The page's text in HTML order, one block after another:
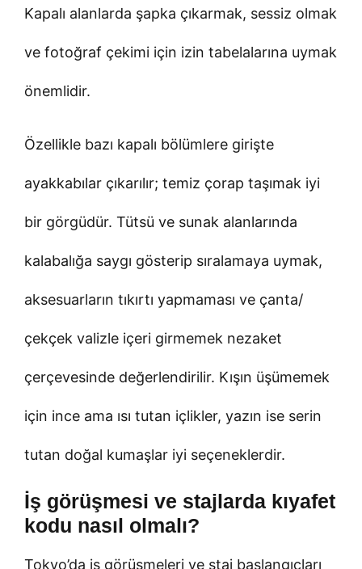
Kapalı alanlarda şapka çıkarmak, sessiz olmak
ve fotoğraf çekimi için izin tabelalarına uymak
önemlidir.
Özellikle bazı kapalı bölümlere girişte
ayakkabılar çıkarılır; temiz çorap taşımak iyi
bir görgüdür. Tütsü ve sunak alanlarında
kalabalığa saygı gösterip sıralamaya uymak,
aksesuarların tıkırtı yapmaması ve çanta/
çekçek valizle içeri girmemek nezaket
çerçevesinde değerlendirilir. Kışın üşümemek
için ince ama ısı tutan içlikler, yazın ise serin
tutan doğal kumaşlar iyi seçeneklerdir.
İş görüşmesi ve stajlarda kıyafet
kodu nasıl olmalı?
Tokyo’da iş görüşmeleri ve staj başlangıçları